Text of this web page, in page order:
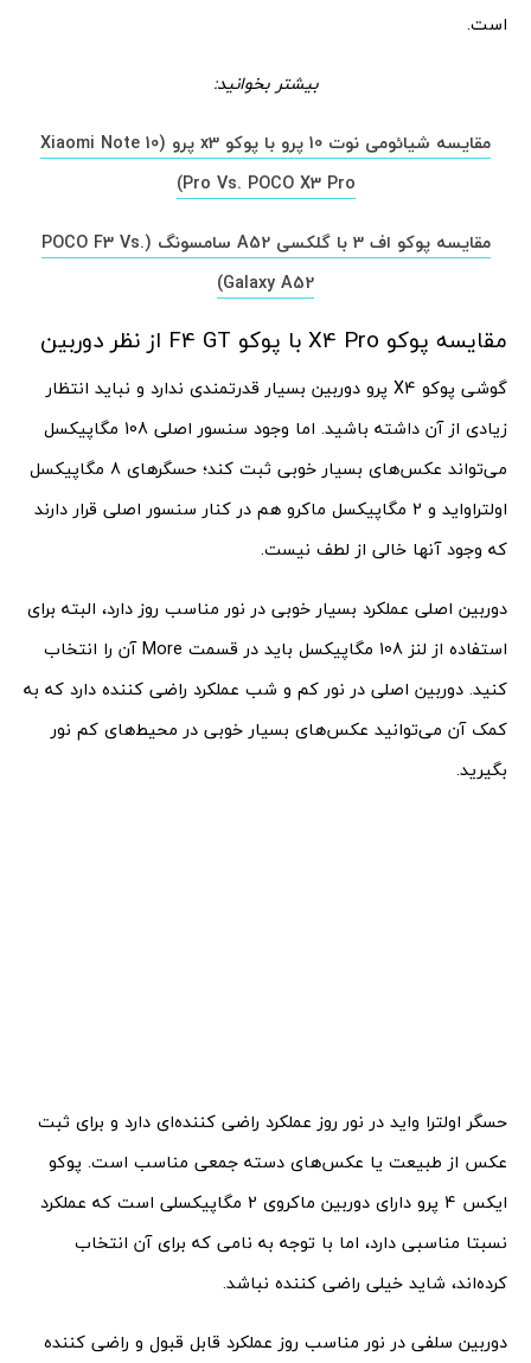
است.
بیشتر بخوانید:
مقایسه شیائومی نوت 10 پرو با پوکو x3 پرو (Xiaomi Note 10
Pro Vs. POCO X3 Pro)
مقایسه پوکو اف 3 با گلکسی A52 سامسونگ (POCO F3 Vs.
Galaxy A52)
مقایسه پوکو X4 Pro با پوکو F4 GT از نظر دوربین
گوشی پوکو X4 پرو دوربین بسیار قدرتمندی ندارد و نباید انتظار
زیادی از آن داشته باشید. اما وجود سنسور اصلی 108 مگاپیکسل
می‌تواند عکس‌های بسیار خوبی ثبت کند؛ حسگرهای 8 مگاپیکسل
اولتراواید و 2 مگاپیکسل ماکرو هم در کنار سنسور اصلی قرار دارند
که وجود آنها خالی از لطف نیست.
دوربین اصلی عملکرد بسیار خوبی در نور مناسب روز دارد، البته برای
استفاده از لنز 108 مگاپیکسل باید در قسمت More آن را انتخاب
کنید. دوربین اصلی در نور کم و شب عملکرد راضی کننده دارد که به
کمک آن می‌توانید عکس‌های بسیار خوبی در محیط‌های کم نور
بگیرید.
حسگر اولترا واید در نور روز عملکرد راضی کننده‌ای دارد و برای ثبت
عکس از طبیعت یا عکس‌های دسته جمعی مناسب است. پوکو
ایکس 4 پرو دارای دوربین ماکروی 2 مگاپیکسلی است که عملکرد
نسبتا مناسبی دارد، اما با توجه به نامی که برای آن انتخاب
کرده‌اند، شاید خیلی راضی کننده نباشد.
دوربین سلفی در نور مناسب روز عملکرد قابل قبول و راضی کننده